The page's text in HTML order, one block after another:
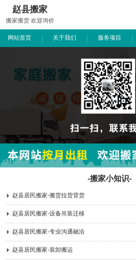
赵县搬家
搬家搬货 欢迎询价
网站首页 关于我们 服务项目
-搬家小知识-
赵县居民搬家-搬货拉货背货
赵县居民搬家-设备吊装迁移
赵县居民搬家-专业沟通融洽
赵县居民搬家-装卸搬运